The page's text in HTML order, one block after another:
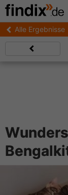
Alle Ergebnisse